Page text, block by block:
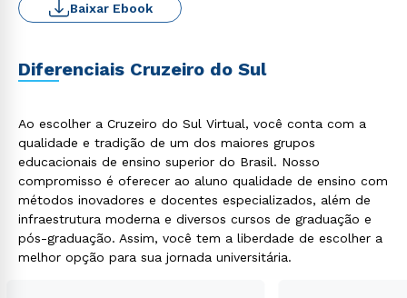
Baixar Ebook
Diferenciais Cruzeiro do Sul
Ao escolher a Cruzeiro do Sul Virtual, você conta com a
qualidade e tradição de um dos maiores grupos
educacionais de ensino superior do Brasil. Nosso
compromisso é oferecer ao aluno qualidade de ensino com
métodos inovadores e docentes especializados, além de
infraestrutura moderna e diversos cursos de graduação e
pós-graduação. Assim, você tem a liberdade de escolher a
melhor opção para sua jornada universitária.